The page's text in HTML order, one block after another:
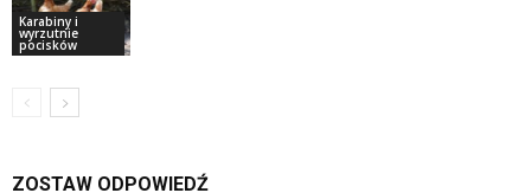
Karabiny i
wyrzutnie
pocisków
ZOSTAW ODPOWIEDŹ